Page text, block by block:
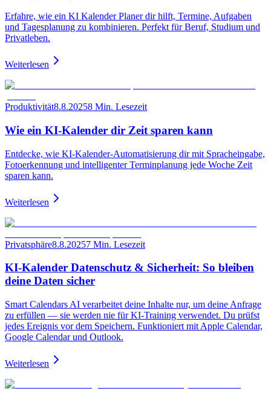
Erfahre, wie ein KI Kalender Planer dir hilft, Termine, Aufgaben
und Tagesplanung zu kombinieren. Perfekt für Beruf, Studium und
Privatleben.
Weiterlesen
Produktivität8.8.20258 Min. Lesezeit
Wie ein KI‑Kalender dir Zeit sparen kann
Entdecke, wie KI‑Kalender‑Automatisierung dir mit Spracheingabe,
Fotoerkennung und intelligenter Terminplanung jede Woche Zeit
sparen kann.
Weiterlesen
Privatsphäre8.8.20257 Min. Lesezeit
KI-Kalender Datenschutz & Sicherheit: So bleiben
deine Daten sicher
Smart Calendars AI verarbeitet deine Inhalte nur, um deine Anfrage
zu erfüllen — sie werden nie für KI-Training verwendet. Du prüfst
jedes Ereignis vor dem Speichern. Funktioniert mit Apple Calendar,
Google Calendar und Outlook.
Weiterlesen